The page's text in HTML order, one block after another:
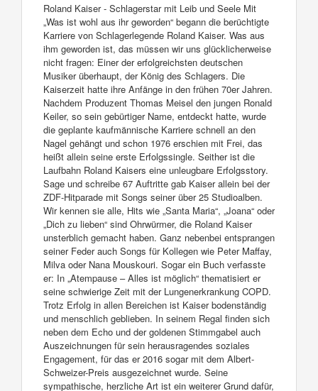
Roland Kaiser - Schlagerstar mit Leib und Seele Mit
„Was ist wohl aus ihr geworden“ begann die berüchtigte
Karriere von Schlagerlegende Roland Kaiser. Was aus
ihm geworden ist, das müssen wir uns glücklicherweise
nicht fragen: Einer der erfolgreichsten deutschen
Musiker überhaupt, der König des Schlagers. Die
Kaiserzeit hatte ihre Anfänge in den frühen 70er Jahren.
Nachdem Produzent Thomas Meisel den jungen Ronald
Keiler, so sein gebürtiger Name, entdeckt hatte, wurde
die geplante kaufmännische Karriere schnell an den
Nagel gehängt und schon 1976 erschien mit Frei, das
heißt allein seine erste Erfolgssingle. Seither ist die
Laufbahn Roland Kaisers eine unleugbare Erfolgsstory.
Sage und schreibe 67 Auftritte gab Kaiser allein bei der
ZDF-Hitparade mit Songs seiner über 25 Studioalben.
Wir kennen sie alle, Hits wie „Santa Maria“, „Joana“ oder
„Dich zu lieben“ sind Ohrwürmer, die Roland Kaiser
unsterblich gemacht haben. Ganz nebenbei entsprangen
seiner Feder auch Songs für Kollegen wie Peter Maffay,
Milva oder Nana Mouskouri. Sogar ein Buch verfasste
er: In „Atempause – Alles ist möglich“ thematisiert er
seine schwierige Zeit mit der Lungenerkrankung COPD.
Trotz Erfolg in allen Bereichen ist Kaiser bodenständig
und menschlich geblieben. In seinem Regal finden sich
neben dem Echo und der goldenen Stimmgabel auch
Auszeichnungen für sein herausragendes soziales
Engagement, für das er 2016 sogar mit dem Albert-
Schweizer-Preis ausgezeichnet wurde. Seine
sympathische, herzliche Art ist ein weiterer Grund dafür,